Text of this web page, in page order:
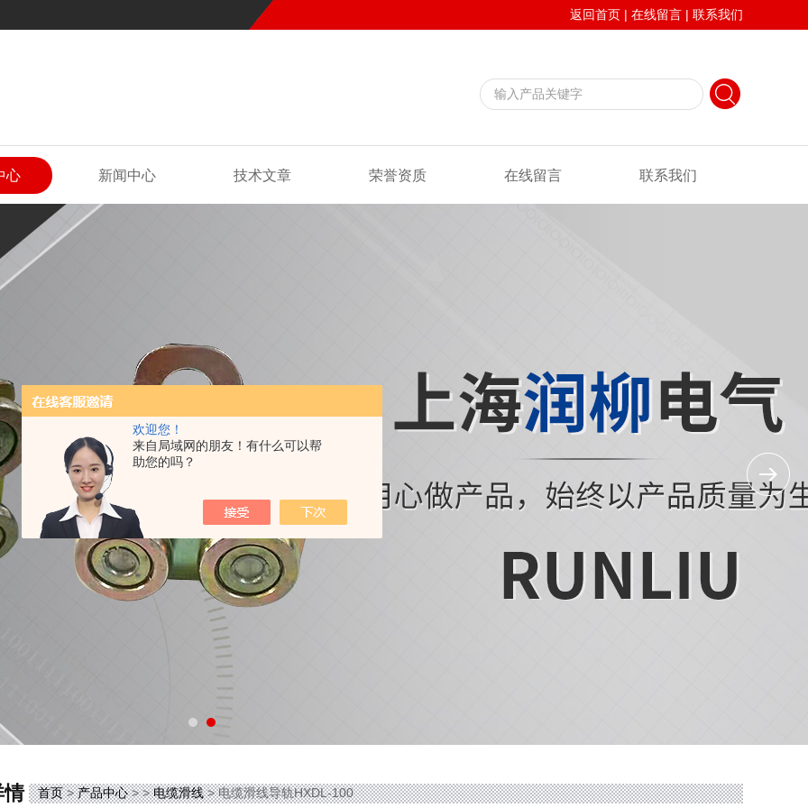
欢迎您！
来自局域网的朋友！有什么可以帮
助您的吗？
返回首页 | 在线留言 | 联系我们
心 新闻中心 技术文章 荣誉资质 在线留言 联系我们
情 首页>产品中心> >电缆滑线> 电缆滑线导轨HXDL-100